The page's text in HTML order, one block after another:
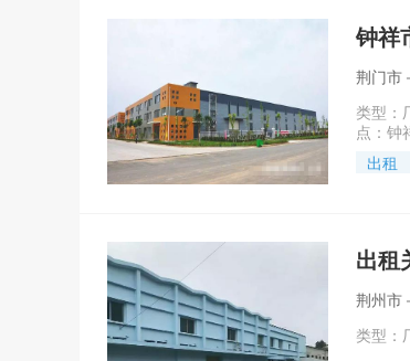
钟祥
荆门市
类型：
点：
出租
出租
荆州市
类型：